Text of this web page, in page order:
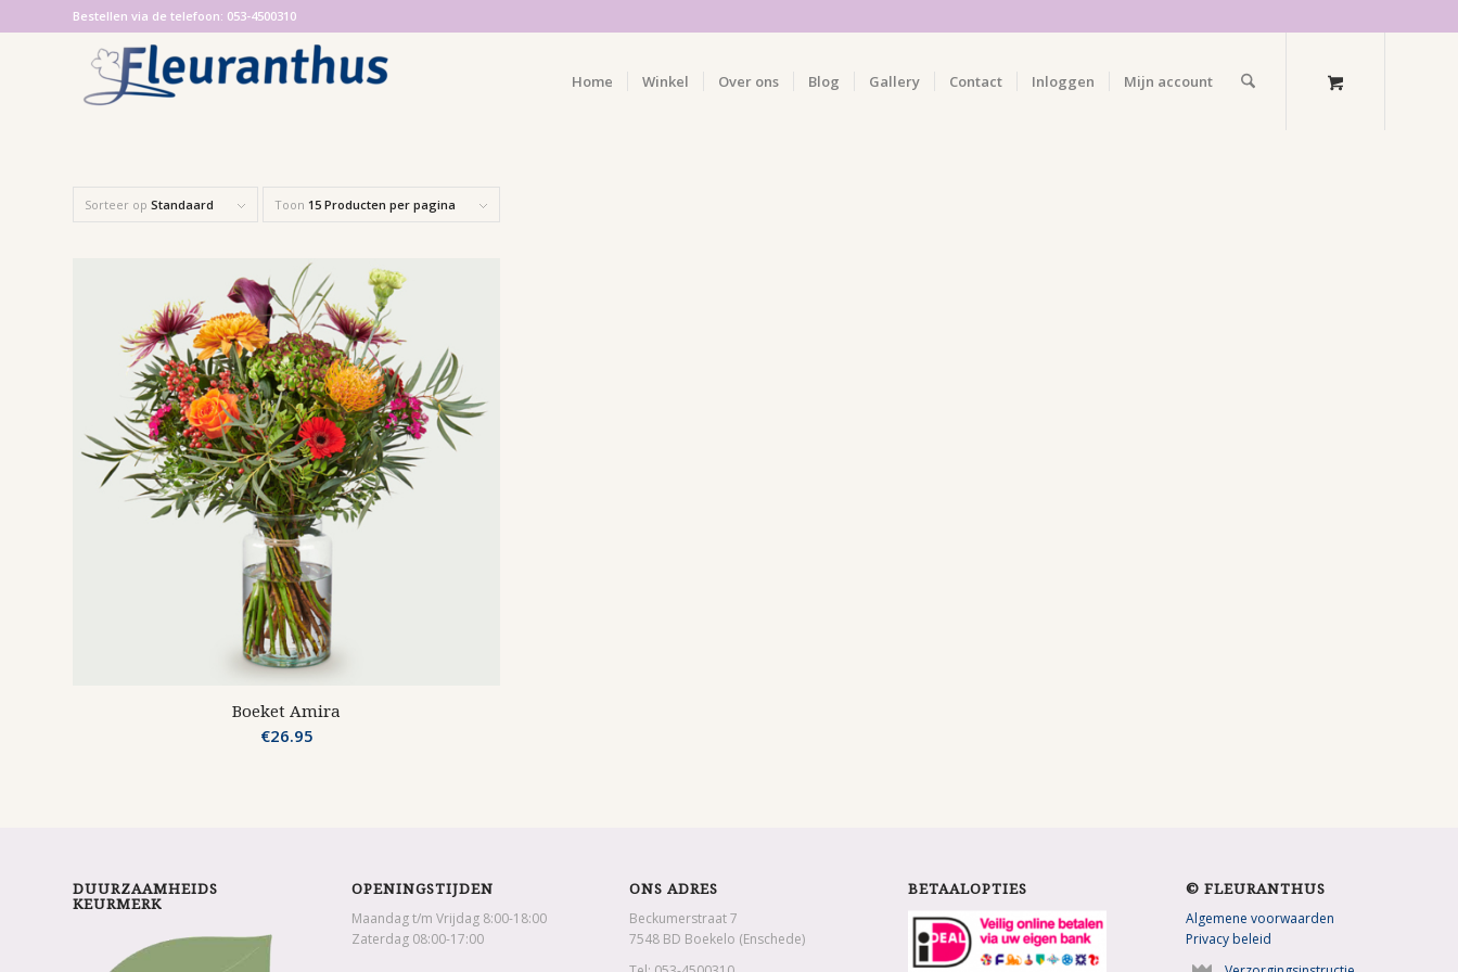
Bestellen via de telefoon: 053-4500310
Home Winkel Over ons Blog Gallery Contact Inloggen Mijn account
Sorteer op Standaard Toon 15 Producten per pagina
Boeket Amira
€26.95
DUURZAAMHEIDS
KEURMERK
OPENINGSTIJDEN
Maandag t/m Vrijdag 8:00-18:00
Zaterdag 08:00-17:00
ONS ADRES
Beckumerstraat 7
7548 BD Boekelo (Enschede)
BETAALOPTIES © FLEURANTHUS
Algemene voorwaarden
Privacy beleid